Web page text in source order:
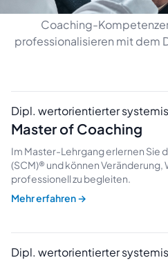
Coaching-
professionalisieren mit dem
Dipl. wertorientierter
Master of Coaching
Im Master-Lehrgang erlernen Sie
(SCM)® und können
professionell zu begleiten.
Mehr erfahren→
Dipl. wertorientierter